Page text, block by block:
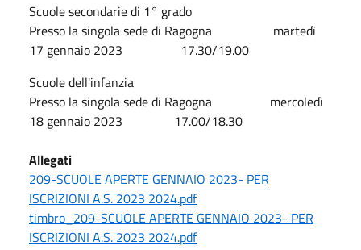
Scuole secondarie di 1° grado
Presso la singola sede di Ragogna martedì
17 gennaio 2023 17.30/19.00
Scuole dell'infanzia
Presso la singola sede di Ragogna mercoledì
18 gennaio 2023 17.00/18.30
Allegati
209-SCUOLE APERTE GENNAIO 2023- PER
ISCRIZIONI A.S. 2023 2024.pdf
timbro_209-SCUOLE APERTE GENNAIO 2023- PER
ISCRIZIONI A.S. 2023 2024.pdf